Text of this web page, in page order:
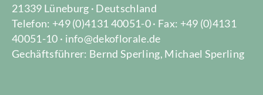
21339 Lüneburg · Deutschland
Telefon: +49 (0)4131 40051-0 · Fax: +49 (0)4131
40051-10 · info@dekoflorale.de
Gechäftsführer: Bernd Sperling, Michael Sperling